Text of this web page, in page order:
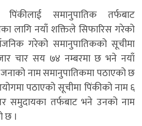
पिंकीलाई समानुपातिक तर्फबाट
लागि नयाँ शक्तिले सिफारिस गरेको
गरेको समानुपातिकको सूचीमा
चार सय ७४ नम्बरमा छ भने नयाँ
नाम समानुपातिकमा पठाएको छ
पठाएको सूचीमा पिंकीको नाम ६
समुदायका तर्फबाट भने उनको नाम
छ ।